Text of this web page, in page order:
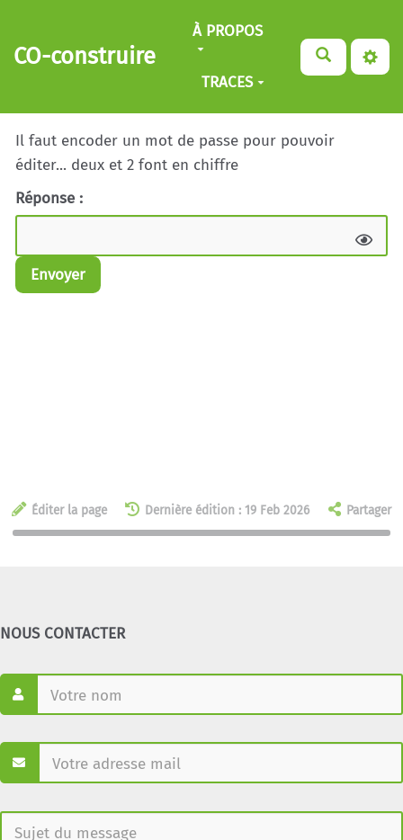
Aller au contenu principal
CO-construire
À PROPOS
TRACES
Il faut encoder un mot de passe pour pouvoir
éditer... deux et 2 font en chiffre
Réponse :
Envoyer
Éditer la page Dernière édition : 19 Feb 2026 Partager
NOUS CONTACTER